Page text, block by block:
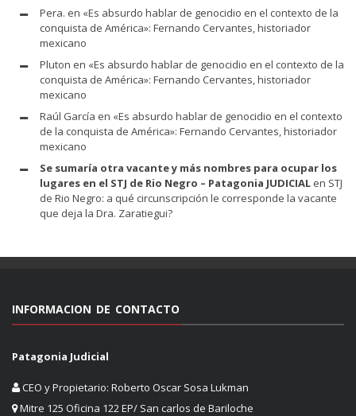
Pera. en «Es absurdo hablar de genocidio en el contexto de la
conquista de América»: Fernando Cervantes, historiador
mexicano
Pluton en «Es absurdo hablar de genocidio en el contexto de la
conquista de América»: Fernando Cervantes, historiador
mexicano
Raúl García en «Es absurdo hablar de genocidio en el contexto
de la conquista de América»: Fernando Cervantes, historiador
mexicano
Se sumaría otra vacante y más nombres para ocupar los
lugares en el STJ de Rio Negro – Patagonia JUDICIAL en STJ
de Rio Negro: a qué circunscripción le corresponde la vacante
que deja la Dra. Zaratiegui?
INFORMACION DE CONTACTO
Patagonia Judicial
CEO y Propietario: Roberto Oscar Sosa Lukman
Mitre 125 Oficina 122 EP/ San carlos de Bariloche